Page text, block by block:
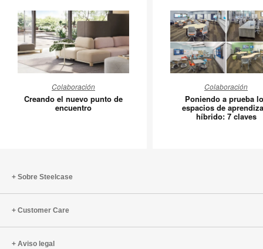
el
nuevo
Colaboración
Creando el nuevo punto de
encuentro
a
prueba
los
Colaboración
Poniendo a prueba
espacios de
híbrido: 7 claves
Sobre Steelcase
Customer Care
Aviso legal